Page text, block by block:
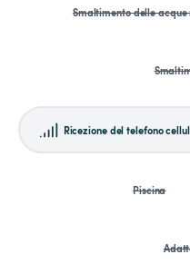
Smaltimento delle acque
Ricezione del telefono
Piscina